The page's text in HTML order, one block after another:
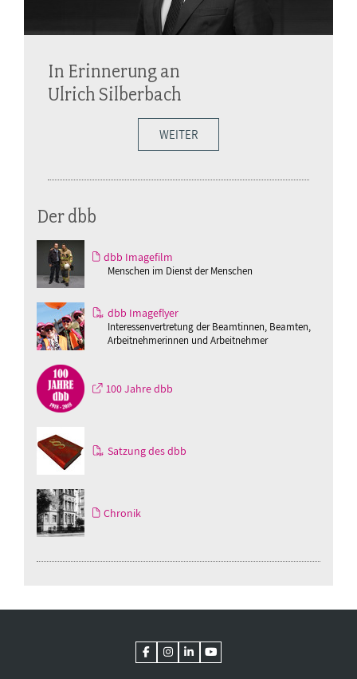
In Erinnerung an
Ulrich Silberbach
WEITER
Der dbb
dbb Imagefilm
Menschen im Dienst der Menschen
dbb Imageflyer
Interessenvertretung der Beamtinnen, Beamten,
Arbeitnehmerinnen und Arbeitnehmer
100 Jahre dbb
Satzung des dbb
Chronik